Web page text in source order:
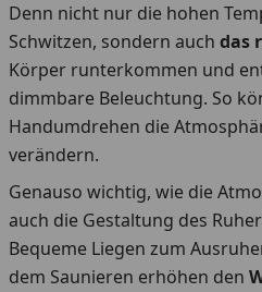
Denn nicht nur die hohen
Schwitzen, sondern auch das
Körper runterkommen und
dimmbare Beleuchtung. So
Handumdrehen die
verändern.
Genauso wichtig, wie die
auch die Gestaltung des
Bequeme Liegen zum
dem Saunieren erhöhen den